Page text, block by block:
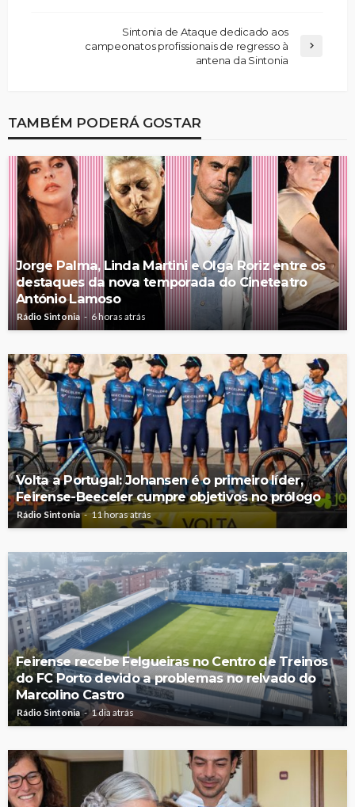
Sintonia de Ataque dedicado aos
campeonatos profissionais de regresso à
antena da Sintonia
TAMBÉM PODERÁ GOSTAR
Jorge Palma, Linda Martini e Olga Roriz entre os
destaques da nova temporada do Cineteatro
António Lamoso
Rádio Sintonia 6 horas atrás
Volta a Portugal: Johansen é o primeiro líder,
Feirense-Beeceler cumpre objetivos no prólogo
Rádio Sintonia 11 horas atrás
Feirense recebe Felgueiras no Centro de Treinos
do FC Porto devido a problemas no relvado do
Marcolino Castro
Rádio Sintonia 1 dia atrás